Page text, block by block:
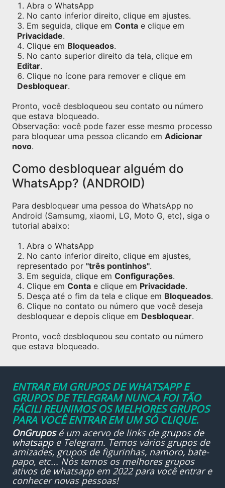
Abra o WhatsApp
No canto inferior direito, clique em ajustes.
Em seguida, clique em Conta e clique em
Privacidade.
Clique em Bloqueados.
No canto superior direito da tela, clique em
Editar.
Clique no ícone para remover e clique em
Desbloquear.
Pronto, você desbloqueou seu contato ou número
que estava bloqueado.
Observação: você pode fazer esse mesmo processo
para bloquear uma pessoa clicando em Adicionar
novo.
Como desbloquear alguém do
WhatsApp? (ANDROID)
Para desbloquear uma pessoa do WhatsApp no
Android (Samsumg, xiaomi, LG, Moto G, etc), siga o
tutorial abaixo:
Abra o WhatsApp
No canto inferior direito, clique em ajustes,
representado por "três pontinhos".
Em seguida, clique em Configurações.
Clique em Conta e clique em Privacidade.
Desça até o fim da tela e clique em Bloqueados.
Clique no contato ou número que você deseja
desbloquear e depois clique em Desbloquear.
Pronto, você desbloqueou seu contato ou número
que estava bloqueado.
ENTRAR EM GRUPOS DE WHATSAPP E
GRUPOS DE TELEGRAM NUNCA FOI TÃO
FÁCIL! REUNIMOS OS MELHORES GRUPOS
PARA VOCÊ ENTRAR EM UM SÓ CLIQUE.
OnGruposé um acervo de links de grupos de
whatsappe Telegram. Temos vários grupos de
amizades, grupos de figurinhas, namoro, bate-
papo, etc... Nós temos os melhores grupos
ativos de whatsapp em 2022 para você entrar e
conhecer novas pessoas!